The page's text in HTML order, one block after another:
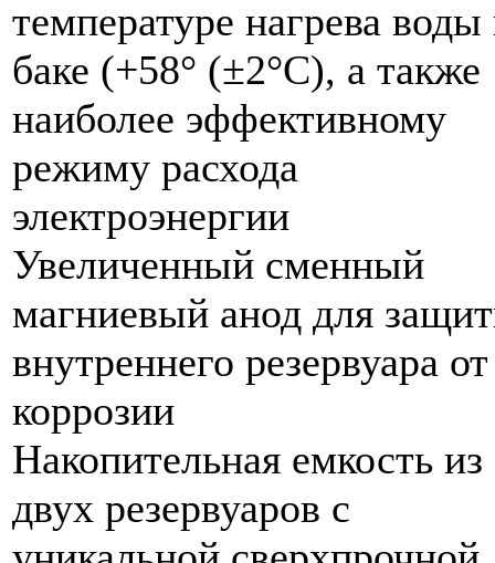
температуре нагрева воды
баке (+58° (±2°С), а также
наиболее эффективному
режиму расхода
электроэнергии
Увеличенный сменный
магниевый анод для
внутреннего резервуара от
коррозии
Накопительная емкость из
двух резервуаров с